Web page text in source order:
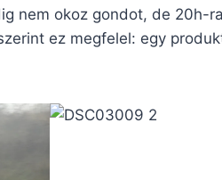
nem okoz gondot, de 20h-
ez megfelel: egy